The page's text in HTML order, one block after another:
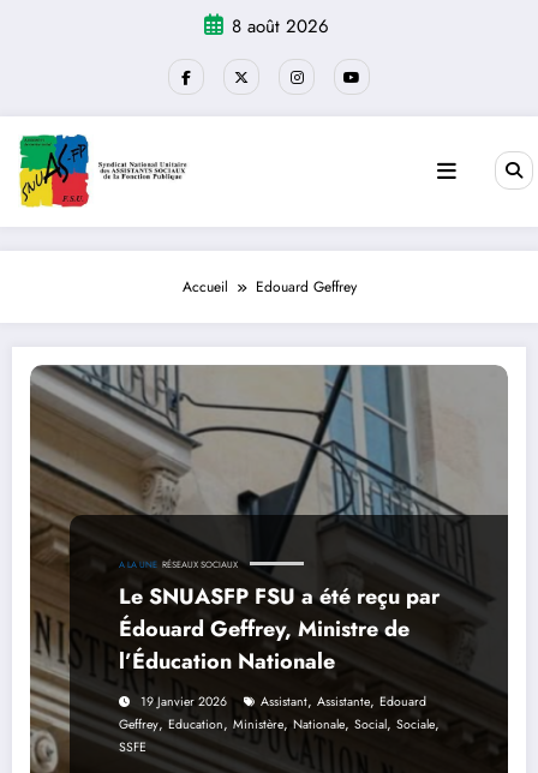
8 août 2026
Accueil Edouard Geffrey
A LA UNE RÉSEAUX SOCIAUX
Le SNUASFP FSU a été reçu par
Édouard Geffrey, Ministre de
l’Éducation Nationale
19 Janvier 2026 Assistant, Assistante, Edouard
Geffrey, Education, Ministère, Nationale, Social, Sociale,
SSFE